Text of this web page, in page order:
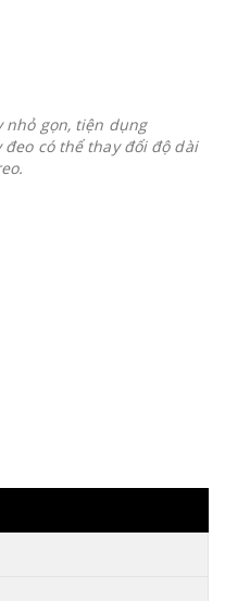
nhỏ gọn, tiện dụng
đeo có thể thay đổi độ dài